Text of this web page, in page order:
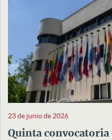
23 de junio de 2026
Quinta convocatoria